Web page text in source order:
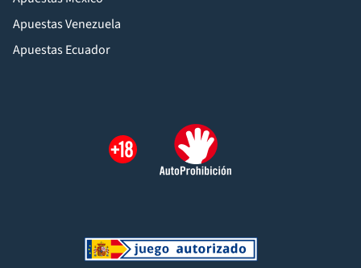
Apuestas Venezuela
Apuestas Ecuador